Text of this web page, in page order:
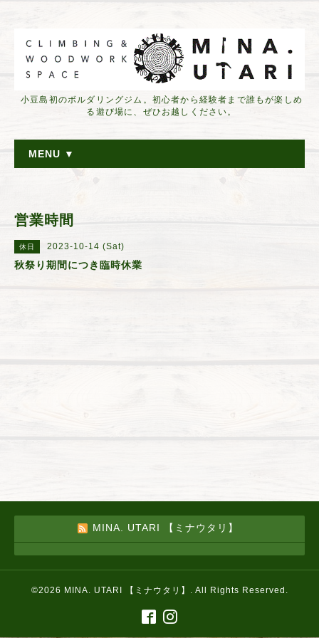
小豆島初のボルダリングジム。初心者から経験者まで誰もが楽しめ
る遊び場に、ぜひお越しください。
MENU ▼
営業時間
休日 2023-10-14 (Sat)
秋祭り期間につき臨時休業
MINA. UTARI 【ミナウタリ】
©2026 MINA. UTARI 【ミナウタリ】 . All Rights Reserved.